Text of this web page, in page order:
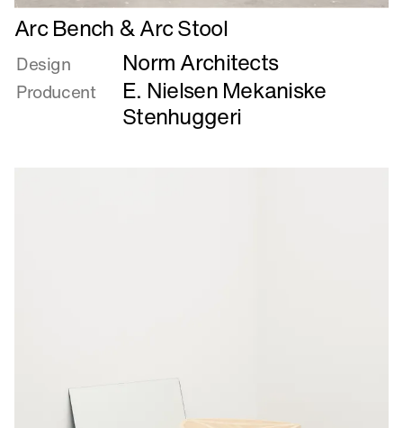
Læs
mere
om
Arc
Bench
Arc Bench & Arc Stool
Design Norm Architects
Producent
E. Nielsen Mekaniske
Stenhuggeri